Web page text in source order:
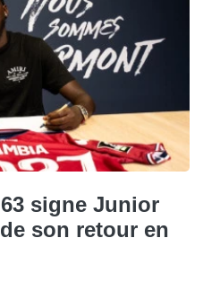
signe Junior
son retour en